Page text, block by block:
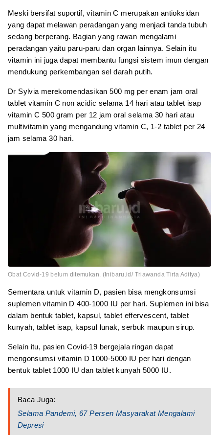
Meski bersifat suportif, vitamin C merupakan antioksidan
yang dapat melawan peradangan yang menjadi tanda tubuh
sedang berperang. Bagian yang rawan mengalami
peradangan yaitu paru-paru dan organ lainnya. Selain itu
vitamin ini juga dapat membantu fungsi sistem imun dengan
mendukung perkembangan sel darah putih.
Dr Sylvia merekomendasikan 500 mg per enam jam oral
tablet vitamin C non acidic selama 14 hari atau tablet isap
vitamin C 500 gram per 12 jam oral selama 30 hari atau
multivitamin yang mengandung vitamin C, 1-2 tablet per 24
jam selama 30 hari.
Obat Covid-19 belum ditemukan. (Inibaru.id/ Triawanda Tirta Aditya)
Sementara untuk vitamin D, pasien bisa mengkonsumsi
suplemen vitamin D 400-1000 IU per hari. Suplemen ini bisa
dalam bentuk tablet, kapsul, tablet effervescent, tablet
kunyah, tablet isap, kapsul lunak, serbuk maupun sirup.
Selain itu, pasien Covid-19 bergejala ringan dapat
mengonsumsi vitamin D 1000-5000 IU per hari dengan
bentuk tablet 1000 IU dan tablet kunyah 5000 IU.
Baca Juga:
Selama Pandemi, 67 Persen Masyarakat Mengalami
Depresi